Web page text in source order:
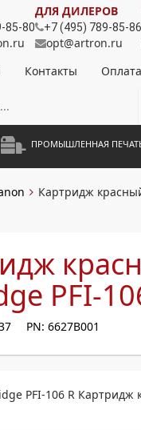
85-80
ДЛЯ ДИЛЕРОВ
+7 (495) 789-85-86
opt@artron.ru
Контакты Оплата
ПРОМЫШЛЕННАЯ
Картридж
PFI-
PN: 6627B001
PFI-106 R Картридж